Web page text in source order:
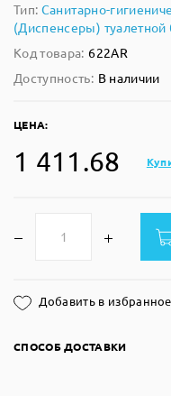
Тип: Санитарно-
(Диспенсеры) туалетной
Код товара: 622AR
Доступность: В наличии
ЦЕНА:
1 411.68
Добавить в избранное
СПОСОБ ДОСТАВКИ